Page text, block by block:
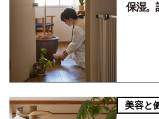
保湿。
美容と